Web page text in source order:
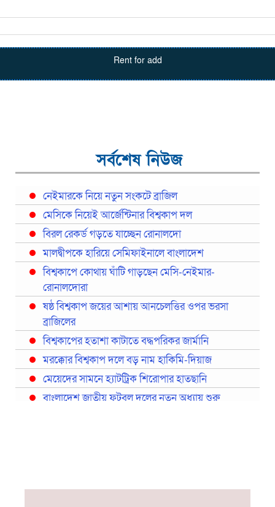
Rent for add
সর্বশেষ নিউজ
নেইমারকে নিয়ে নতুন সংকটে ব্রাজিল
মেসিকে নিয়েই আর্জেন্টিনার বিশ্বকাপ দল
বিরল রেকর্ড গড়তে যাচ্ছেন রোনালদো
মালদ্বীপকে হারিয়ে সেমিফাইনালে বাংলাদেশ
বিশ্বকাপে কোথায় ঘাঁটি গাড়ছেন মেসি-নেইমার-
রোনালদোরা
ষষ্ঠ বিশ্বকাপ জয়ের আশায় আনচেলত্তির ওপর ভরসা
ব্রাজিলের
বিশ্বকাপের হতাশা কাটাতে বদ্ধপরিকর জার্মানি
মরক্কোর বিশ্বকাপ দলে বড় নাম হাকিমি-দিয়াজ
মেয়েদের সামনে হ্যাটট্রিক শিরোপার হাতছানি
বাংলাদেশ জাতীয় ফুটবল দলের নতুন অধ্যায় শুরু
সরিয়ে নিয়েছে ইরান